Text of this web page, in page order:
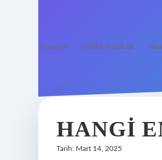
Anasayfa Gizlilik Politikası
HANGI
Tarih: Mart 14, 2025